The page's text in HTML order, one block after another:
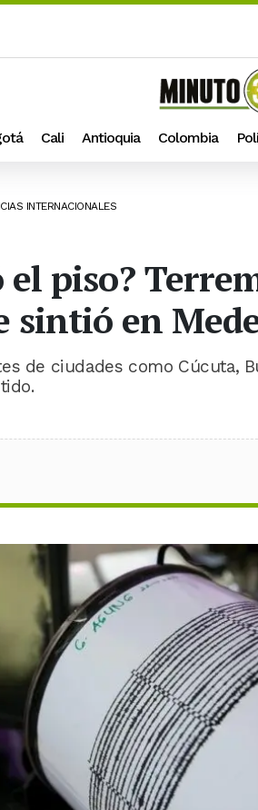
Cali Antioquia Colombia
INTERNACIONALES
el piso?
sintió en
de ciudades como Cúcuta,